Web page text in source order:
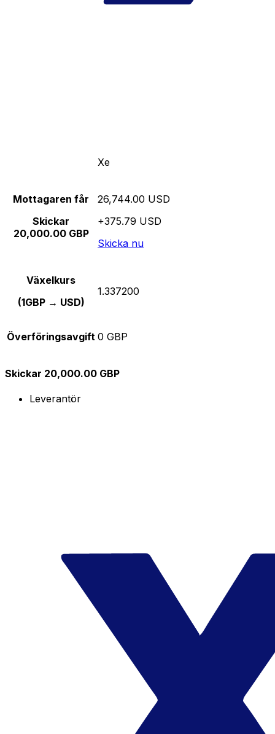
Xe
Mottagaren får
Skickar
20,000.00 GBP
26,744.00 USD
+375.79 USD
Skicka nu
Växelkurs
(1GBP → USD)
1.337200
Överföringsavgift 0 GBP
Skickar 20,000.00 GBP
Leverantör